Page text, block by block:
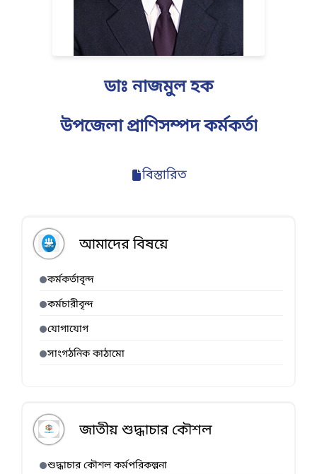
ডাঃ নাজমুল হক
উপজেলা প্রাণিসম্পদ কর্মকর্তা
বিস্তারিত
আমাদের বিষয়ে
কর্মকর্তাবৃন্দ
কর্মচারীবৃন্দ
যোগাযোগ
সাংগঠনিক কাঠামো
জাতীয় শুদ্ধাচার কৌশল
শুদ্ধাচার কৌশল কর্মপরিকল্পনা